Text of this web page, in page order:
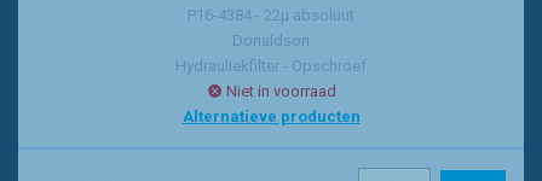
P16-4384 - 22µ absoluut
Donaldson
Hydrauliekfilter - Opschroef
Niet in voorraad
Alternatieve producten